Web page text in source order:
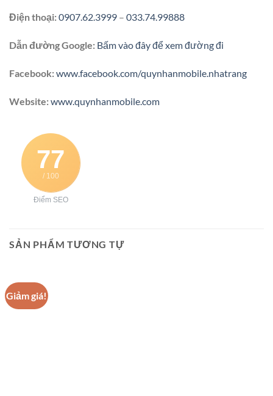
Điện thoại:0907.62.3999 – 033.74.99888
Dẫn đường Google: Bấm vào đây để xem đường đi
Facebook:www.facebook.com/quynhanmobile.nhatrang
Website:www.quynhanmobile.com
77
/ 100
Điểm SEO
SẢN PHẨM TƯƠNG TỰ
Giảm giá!